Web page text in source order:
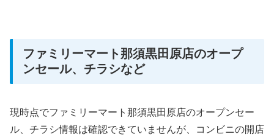
ファミリーマート那須黒田原店のオープ
ンセール、チラシなど
現時点でファミリーマート那須黒田原店のオープンセー
ル、チラシ情報は確認できていませんが、コンビニの開店